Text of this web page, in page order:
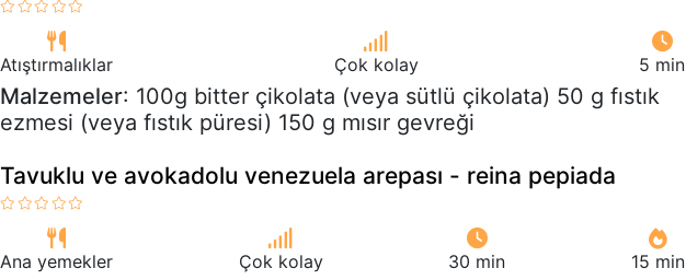
Atıştırmalıklar Çok kolay 5 min
Malzemeler: 100g bitter çikolata (veya sütlü çikolata) 50 g fıstık
ezmesi (veya fıstık püresi) 150 g mısır gevreği
Tavuklu ve avokadolu venezuela arepası - reina pepiada
Ana yemekler Çok kolay 30 min 15 min